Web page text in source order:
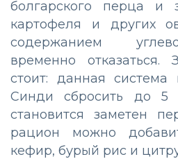
болгарского перца и
картофеля и других
содержанием
временно отказаться.
стоит: данная система
Синди сбросить до 5
становится заметен
рацион можно
кефир, бурый рис и